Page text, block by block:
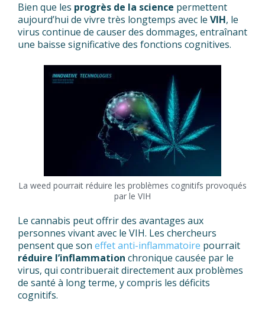
Bien que les progrès de la science permettent
aujourd’hui de vivre très longtemps avec le VIH, le
virus continue de causer des dommages, entraînant
une baisse significative des fonctions cognitives.
La weed pourrait réduire les problèmes cognitifs provoqués
par le VIH
Le cannabis peut offrir des avantages aux
personnes vivant avec le VIH. Les chercheurs
pensent que son effet anti-inflammatoire pourrait
réduire l’inflammation chronique causée par le
virus, qui contribuerait directement aux problèmes
de santé à long terme, y compris les déficits
cognitifs.